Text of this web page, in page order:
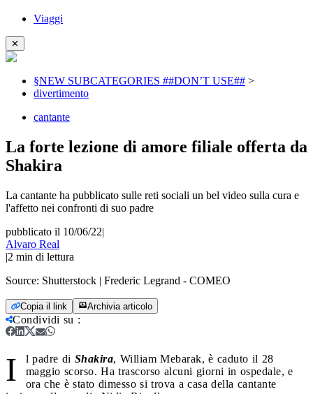
Viaggi
✕
§NEW SUBCATEGORIES ##DON’T USE## >
divertimento
cantante
La forte lezione di amore filiale offerta da
Shakira
La cantante ha pubblicato sulle reti sociali un bel video sulla cura e
l'affetto nei confronti di suo padre
pubblicato il 10/06/22|
Alvaro Real
|2 min di lettura
Source: Shutterstock | Frederic Legrand - COMEO
Copia il link Archivia articolo
Condividi su :
I l padre di Shakira, William Mebarak, è caduto il 28
maggio scorso. Ha trascorso alcuni giorni in ospedale, e
ora che è stato dimesso si trova a casa della cantante